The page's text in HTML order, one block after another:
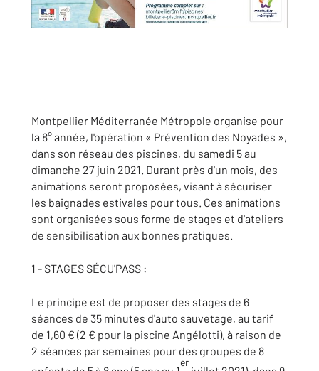
Montpellier Méditerranée Métropole organise pour
la 8° année, l'opération « Prévention des Noyades »,
dans son réseau des piscines, du samedi 5 au
dimanche 27 juin 2021. Durant près d'un mois, des
animations seront proposées, visant à sécuriser
les baignades estivales pour tous. Ces animations
sont organisées sous forme de stages et d'ateliers
de sensibilisation aux bonnes pratiques.
1 - STAGES SÉCU'PASS :
Le principe est de proposer des stages de 6
séances de 35 minutes d'auto sauvetage, au tarif
de 1,60 € (2 € pour la piscine Angélotti), à raison de
2 séances par semaines pour des groupes de 8
er